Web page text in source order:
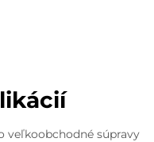
veľkoobchodné súpravy